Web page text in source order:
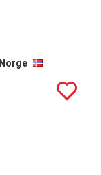
Norge